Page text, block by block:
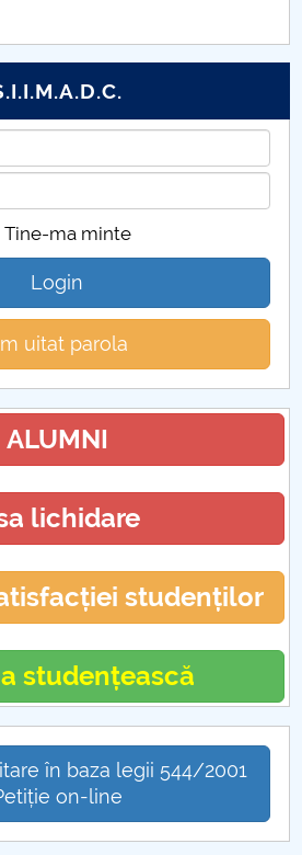
Tine-ma minte
Login
uitat parola
ALUMNI
lichidare
studenților
studențească
în baza legii 544/2001
on-line